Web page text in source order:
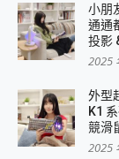
小朋
通通
投影
2025
外型
K1
競滑
2025